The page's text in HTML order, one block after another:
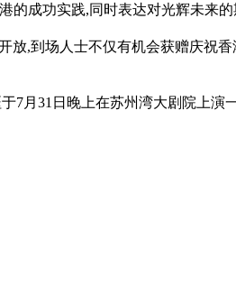
的成功实践,同时表达对光辉未来
放,到场人士不仅有机会获赠庆祝香
7月31日晚上在苏州湾大剧院上